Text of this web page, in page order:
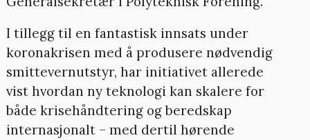
I tillegg til en fantastisk innsats under
koronakrisen med å produsere nødvendig
smittevernutstyr, har initiativet allerede
vist hvordan ny teknologi kan skalere for
både krisehåndtering og beredskap
internasjonalt – med dertil hørende